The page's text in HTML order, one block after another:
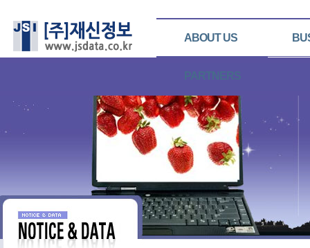
ABOUT US
PARTNERS